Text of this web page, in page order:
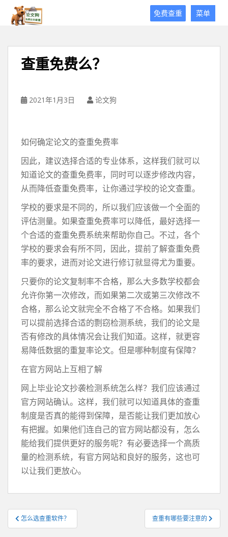
菜单
免费查重
查重免费么？
2021年1月3日 论文狗
如何确定论文的查重免费率
因此，建议选择合适的专业体系，这样我们就可以
知道论文的查重免费率，同时可以逐步修改内容，
从而降低查重免费率，让你通过学校的论文查重。
学校的要求是不同的，所以我们应该做一个全面的
评估测量。如果查重免费率可以降低，最好选择一
个合适的查重免费系统来帮助你自己。不过，各个
学校的要求会有所不同，因此，提前了解查重免费
率的要求，进而对论文进行修订就显得尤为重要。
只要你的论文复制率不合格，那么大多数学校都会
允许你第一次修改，而如果第二次或第三次修改不
合格，那么论文就完全不合格了不合格。如果我们
可以提前选择合适的剽窃检测系统，我们的论文是
否有修改的具体情况会让我们知道。这样，就更容
易降低数据的重复率论文。但是哪种制度有保障？
在官方网站上互相了解
网上毕业论文抄袭检测系统怎么样？我们应该通过
官方网站确认。这样，我们就可以知道具体的查重
制度是否真的能得到保障，是否能让我们更加放心
有把握。如果他们连自己的官方网站都没有，怎么
能给我们提供更好的服务呢？有必要选择一个高质
量的检测系统，有官方网站和良好的服务，这也可
以让我们更放心。
文
章
怎么选查重软件？ 查重有哪些要注意的